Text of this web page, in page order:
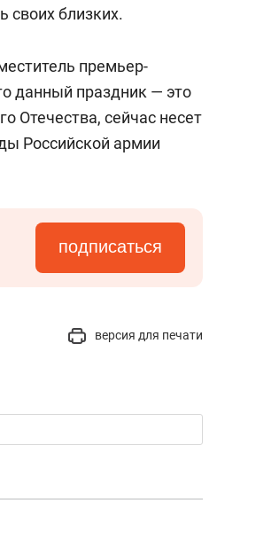
своих близких.
премьер-
данный праздник — это
Отечества, сейчас несет
Российской армии
подписаться
версия для печати